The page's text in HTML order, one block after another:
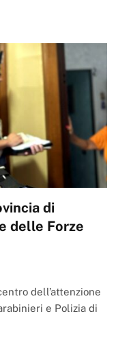
di
delle Forze
dell’attenzione
e Polizia di